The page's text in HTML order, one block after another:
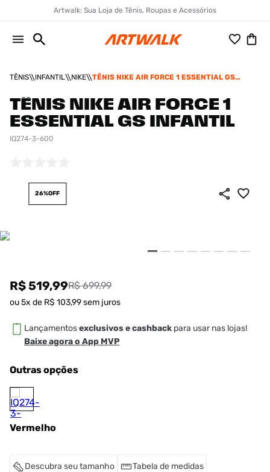
Artwalk: Sua Loja de Tênis, Roupas e Acessórios
TÊNIS INFANTIL NIKE
TÊNIS NIKE AIR FORCE 1 ESSENTIAL GS
TÊNIS NIKE AIR FORCE 1
ESSENTIAL GS INFANTIL
IQ274-3-600
26%OFF
R$ 519,99R$ 699,99
ou5x de R$ 103,99sem juros
Lançamentosexclusivos e cashback para usar nas lojas!
Baixe agora o App MVP
Outras opções
Vermelho
Descubra seu tamanho Tabela de medidas